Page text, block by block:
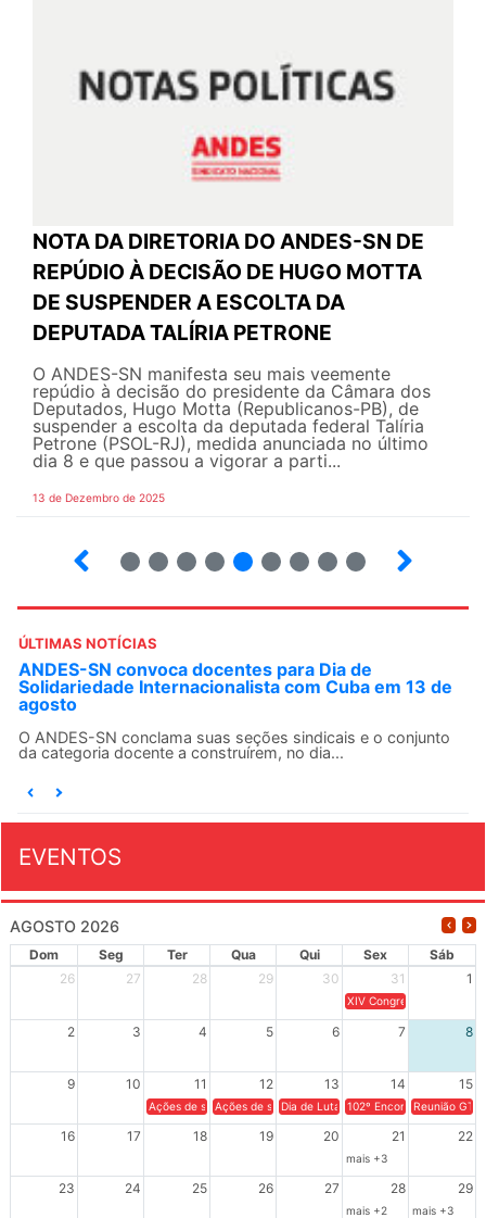
NOTA DA DIRETORIA DO ANDES-SN DE
REPÚDIO À DECISÃO DE HUGO MOTTA
DE SUSPENDER A ESCOLTA DA
DEPUTADA TALÍRIA PETRONE
O ANDES-SN manifesta seu mais veemente
repúdio à decisão do presidente da Câmara dos
Deputados, Hugo Motta (Republicanos-PB), de
suspender a escolta da deputada federal Talíria
Petrone (PSOL-RJ), medida anunciada no último
dia 8 e que passou a vigorar a parti...
13 de Dezembro de 2025
ÚLTIMAS NOTÍCIAS
ANDES-SN convoca docentes para Dia de
Solidariedade Internacionalista com Cuba em 13 de
agosto
O ANDES-SN conclama suas seções sindicais e o conjunto
da categoria docente a construírem, no dia...
EVENTOS
AGOSTO 2026
Dom Seg Ter Qua Qui Sex
Sáb
26
27 28 29 30 31 1
XIV Congresso Brasileiro
2 3 4 5 6 7 8
9 10 11 12 13 14 15
Ações de solidariedade a Cuba no Rio Grande do Sul - 100
Ações de solidariedade a Cuba no Rio Grande do
Dia de Luta em Defesa de Cuba e da
102º Encontro da
Reunião
16 17 18 19 20 21 22
mais +3
23 24 25 26 27 28 29
mais +2 mais +3